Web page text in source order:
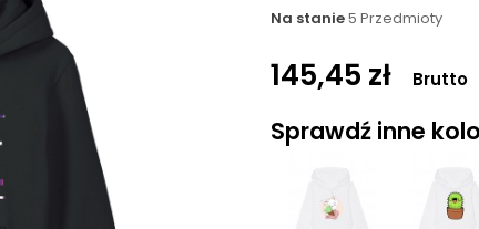
Na stanie5 Przedmioty
145,45 zł Brutto
Sprawdź inne